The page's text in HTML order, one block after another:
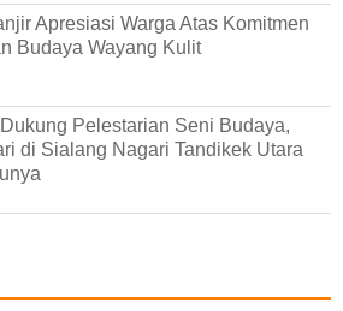
Apresiasi Warga Atas Komitmen
Budaya Wayang Kulit
Pelestarian Seni Budaya,
di Sialang Nagari Tandikek Utara